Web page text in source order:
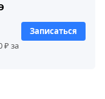
₽ за
Записаться